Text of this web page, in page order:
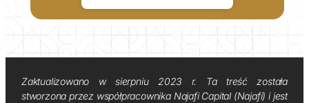
Zaktualizowano w sierpniu 2023 r. Ta treść została
stworzona przez współpracownika Najafi Capital (Najafi) i jest